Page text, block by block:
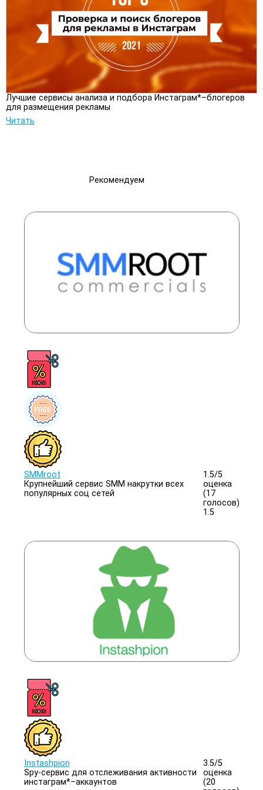
Лучшие сервисы анализа и подбора Инстаграм*–блогеров
для размещения рекламы
Читать
Рекомендуем
SMMroot
Крупнейший сервис SMM накрутки всех
популярных соц сетей
1.5/5
оценка
(17
голосов)
1.5
Instashpion
Spy-сервис для отслеживания активности
инстаграм*–аккаунтов
3.5/5
оценка
(20